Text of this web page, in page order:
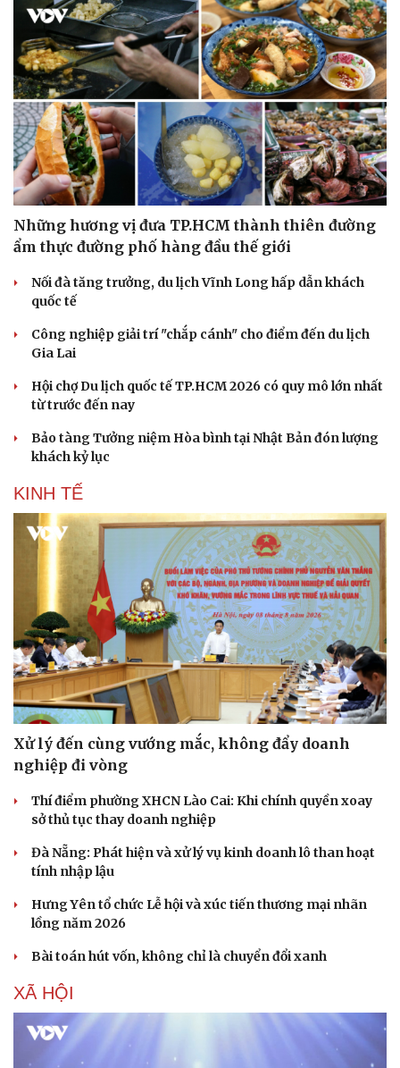
Văn hóa
Văn học
Âm nhạc
Di sản
Giải trí
Thời trang
Những hương vị đưa TP.HCM thành thiên đường
ẩm thực đường phố hàng đầu thế giới
Nối đà tăng trưởng, du lịch Vĩnh Long hấp dẫn khách
quốc tế
Công nghiệp giải trí "chắp cánh" cho điểm đến du lịch
Gia Lai
Hội chợ Du lịch quốc tế TP.HCM 2026 có quy mô lớn nhất
từ trước đến nay
Bảo tàng Tưởng niệm Hòa bình tại Nhật Bản đón lượng
khách kỷ lục
KINH TẾ
Xử lý đến cùng vướng mắc, không đẩy doanh
nghiệp đi vòng
Thí điểm phường XHCN Lào Cai: Khi chính quyền xoay
sở thủ tục thay doanh nghiệp
Đà Nẵng: Phát hiện và xử lý vụ kinh doanh lô than hoạt
tính nhập lậu
Hưng Yên tổ chức Lễ hội và xúc tiến thương mại nhãn
lồng năm 2026
Bài toán hút vốn, không chỉ là chuyển đổi xanh
XÃ HỘI